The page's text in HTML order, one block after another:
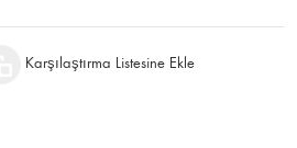
Karşılaştırma Listesine Ekle